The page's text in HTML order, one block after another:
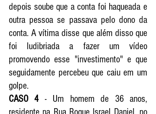
depois soube que a conta foi haqueada e
outra pessoa se passava pelo dono da
conta. A vítima disse que além disso que
foi ludibriada a fazer um vídeo
promovendo esse "investimento" e que
seguidamente percebeu que caiu em um
golpe.
CASO 4 - Um homem de 36 anos,